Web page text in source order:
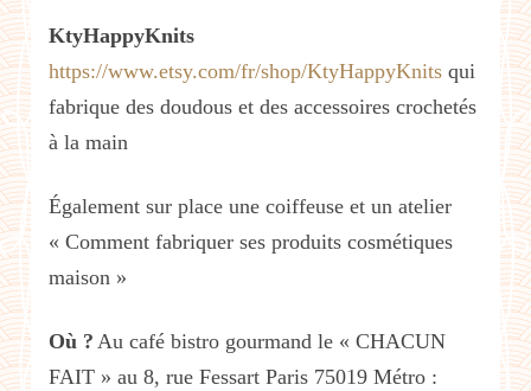
KtyHappyKnits
https://www.etsy.com/fr/shop/KtyHappyKnits qui
fabrique des doudous et des accessoires crochetés
à la main
Également sur place une coiffeuse et un atelier
« Comment fabriquer ses produits cosmétiques
maison »
Où ? Au café bistro gourmand le « CHACUN
FAIT » au 8, rue Fessart Paris 75019 Métro :